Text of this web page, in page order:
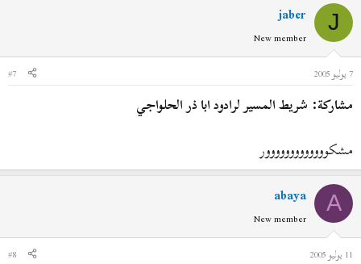
J
jaber
New member
7 يوليو 2005
#7
مشاركة: شريط المسير لرادود ابا ذر الحلواجي
مشكووووووووووووور
A
abaya
New member
11 يوليو 2005
#8